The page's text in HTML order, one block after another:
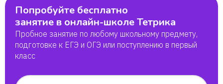
Попробуйте бесплатно
занятие в онлайн-школе Тетрика
Пробное занятие по любому школьному предмету,
подготовке к ЕГЭ и ОГЭ или поступлению в первый
класс